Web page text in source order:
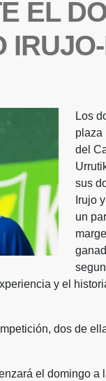
EL
Los
plaza
del
sus
Irujo
un
y el
dos de
el domingo